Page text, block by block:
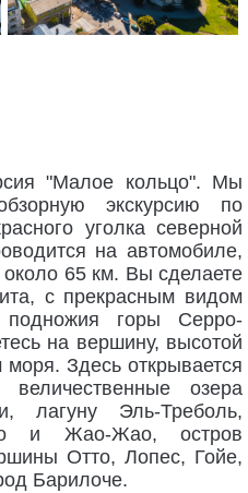
"Малое кольцо". Мы
экскурсию по
уголка северной
на автомобиле,
65 км. Вы сделаете
с прекрасным видом
горы Серро-
на вершину, высотой
Здесь открывается
озера
лагуну Эль-Треболь,
и Жао-Жао, остров
Отто, Лопес, Гойе,
Барилоче.